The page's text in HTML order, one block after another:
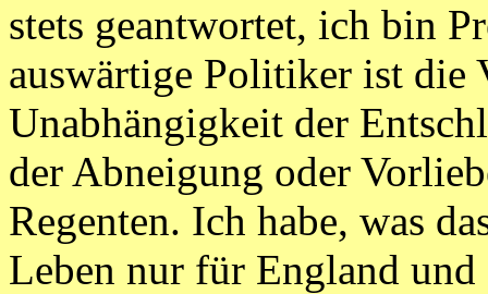
stets geantwortet, ich bin
auswärtige Politiker ist die
Unabhängigkeit der
der Abneigung oder
Regenten. Ich habe, was
Leben nur für England